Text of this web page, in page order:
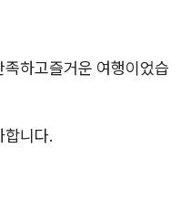
하고즐거운 여행이었습
합니다.